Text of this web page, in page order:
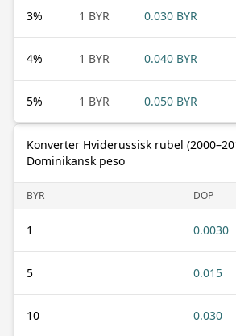
3% 1 BYR 0.030 BYR
4% 1 BYR 0.040 BYR
5% 1 BYR 0.050 BYR
Konverter Hviderussisk rubel
Dominikansk peso
BYR DOP
1 0.0030
5 0.015
10 0.030